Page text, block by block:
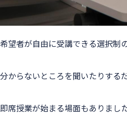
希望者が自由に受講できる選択制
分からないところを聞いたりする
即席授業が始まる場面もありまし